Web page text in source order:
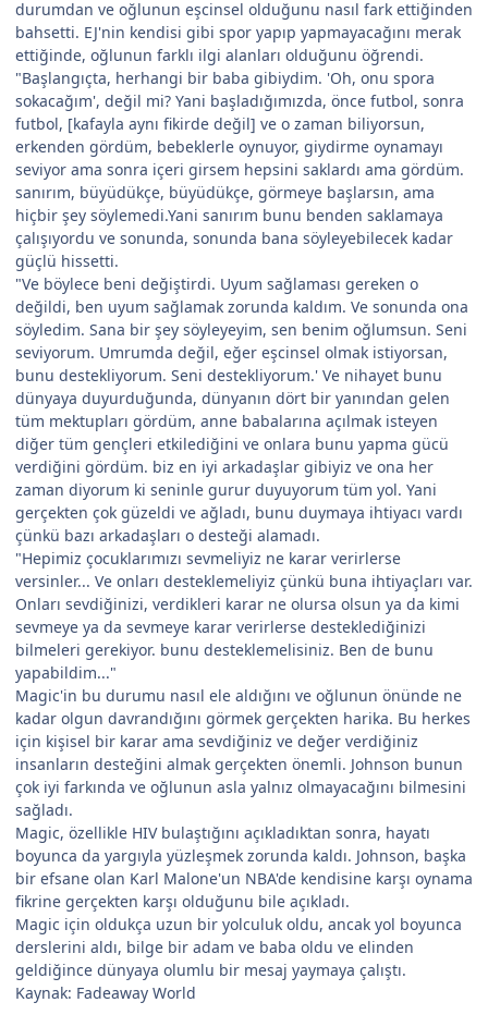
durumdan ve oğlunun eşcinsel olduğunu nasıl fark ettiğinden
bahsetti. EJ'nin kendisi gibi spor yapıp yapmayacağını merak
ettiğinde, oğlunun farklı ilgi alanları olduğunu öğrendi.
"Başlangıçta, herhangi bir baba gibiydim. 'Oh, onu spora
sokacağım', değil mi? Yani başladığımızda, önce futbol, sonra
futbol, [kafayla aynı fikirde değil] ve o zaman biliyorsun,
erkenden gördüm, bebeklerle oynuyor, giydirme oynamayı
seviyor ama sonra içeri girsem hepsini saklardı ama gördüm.
sanırım, büyüdükçe, büyüdükçe, görmeye başlarsın, ama
hiçbir şey söylemedi.Yani sanırım bunu benden saklamaya
çalışıyordu ve sonunda, sonunda bana söyleyebilecek kadar
güçlü hissetti.
"Ve böylece beni değiştirdi. Uyum sağlaması gereken o
değildi, ben uyum sağlamak zorunda kaldım. Ve sonunda ona
söyledim. Sana bir şey söyleyeyim, sen benim oğlumsun. Seni
seviyorum. Umrumda değil, eğer eşcinsel olmak istiyorsan,
bunu destekliyorum. Seni destekliyorum.' Ve nihayet bunu
dünyaya duyurduğunda, dünyanın dört bir yanından gelen
tüm mektupları gördüm, anne babalarına açılmak isteyen
diğer tüm gençleri etkilediğini ve onlara bunu yapma gücü
verdiğini gördüm. biz en iyi arkadaşlar gibiyiz ve ona her
zaman diyorum ki seninle gurur duyuyorum tüm yol. Yani
gerçekten çok güzeldi ve ağladı, bunu duymaya ihtiyacı vardı
çünkü bazı arkadaşları o desteği alamadı.
"Hepimiz çocuklarımızı sevmeliyiz ne karar verirlerse
versinler... Ve onları desteklemeliyiz çünkü buna ihtiyaçları var.
Onları sevdiğinizi, verdikleri karar ne olursa olsun ya da kimi
sevmeye ya da sevmeye karar verirlerse desteklediğinizi
bilmeleri gerekiyor. bunu desteklemelisiniz. Ben de bunu
yapabildim..."
Magic'in bu durumu nasıl ele aldığını ve oğlunun önünde ne
kadar olgun davrandığını görmek gerçekten harika. Bu herkes
için kişisel bir karar ama sevdiğiniz ve değer verdiğiniz
insanların desteğini almak gerçekten önemli. Johnson bunun
çok iyi farkında ve oğlunun asla yalnız olmayacağını bilmesini
sağladı.
Magic, özellikle HIV bulaştığını açıkladıktan sonra, hayatı
boyunca da yargıyla yüzleşmek zorunda kaldı. Johnson, başka
bir efsane olan Karl Malone'un NBA'de kendisine karşı oynama
fikrine gerçekten karşı olduğunu bile açıkladı.
Magic için oldukça uzun bir yolculuk oldu, ancak yol boyunca
derslerini aldı, bilge bir adam ve baba oldu ve elinden
geldiğince dünyaya olumlu bir mesaj yaymaya çalıştı.
Kaynak: Fadeaway World